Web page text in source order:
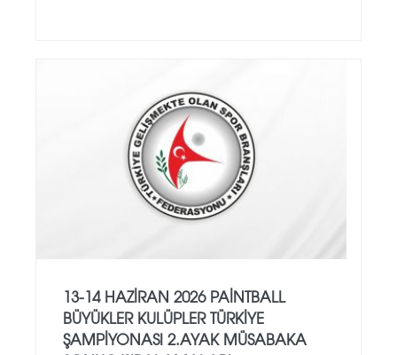
13-14 HAZİRAN 2026 PAİNTBALL
BÜYÜKLER KULÜPLER TÜRKİYE
ŞAMPİYONASI 2.AYAK MÜSABAKA